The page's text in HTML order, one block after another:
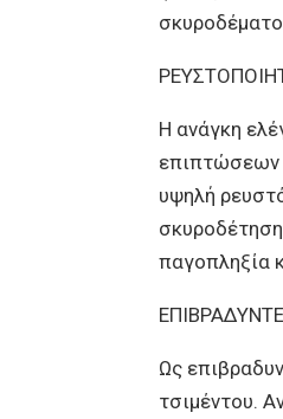
Η ανάγκη
επιπτώσεων
υψηλή
παγοπληξία
Ως
τσιμέντου.